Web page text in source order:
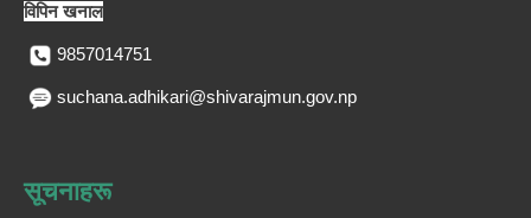
विपिन खनाल
9857014751
suchana.adhikari@shivarajmun.gov.np
सूचनाहरू